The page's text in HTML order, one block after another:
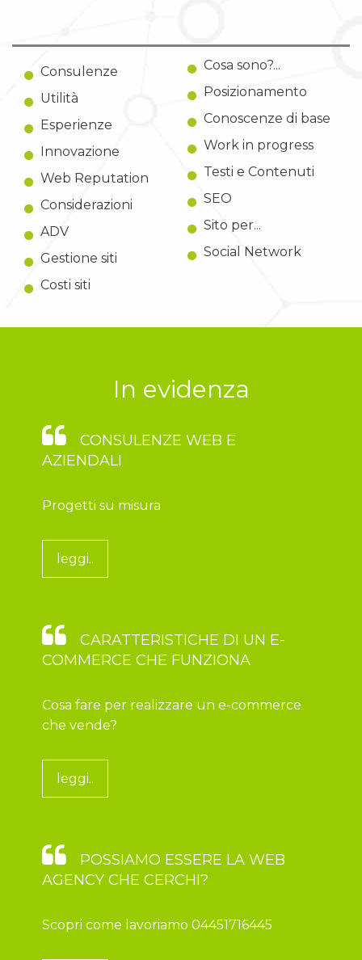
Consulenze
Utilità
Esperienze
Innovazione
Web Reputation
Considerazioni
ADV
Gestione siti
Costi siti
Cosa sono?...
Posizionamento
Conoscenze di base
Work in progress
Testi e Contenuti
SEO
Sito per...
Social Network
In evidenza
CONSULENZE WEB E
AZIENDALI
Progetti su misura
leggi..
CARATTERISTICHE DI UN E-
COMMERCE CHE FUNZIONA
Cosa fare per realizzare un e-commerce
che vende?
leggi..
POSSIAMO ESSERE LA WEB
AGENCY CHE CERCHI?
Scopri come lavoriamo 04451716445